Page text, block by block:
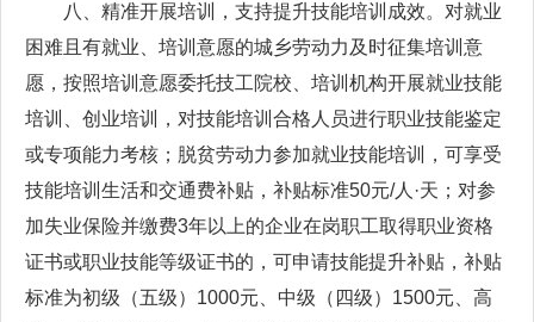
八、精准开展培训，支持提升技能培训成效。对就业
困难且有就业、培训意愿的城乡劳动力及时征集培训意
愿，按照培训意愿委托技工院校、培训机构开展就业技能
培训、创业培训，对技能培训合格人员进行职业技能鉴定
或专项能力考核；脱贫劳动力参加就业技能培训，可享受
技能培训生活和交通费补贴，补贴标准50元/人·天；对参
加失业保险并缴费3年以上的企业在岗职工取得职业资格
证书或职业技能等级证书的，可申请技能提升补贴，补贴
标准为初级（五级）1000元、中级（四级）1500元、高